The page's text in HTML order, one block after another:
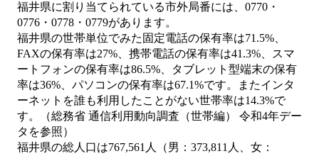
福井県に割り当てられている市外局番には、0770・
0776・0778・0779があります。
福井県の世帯単位でみた固定電話の保有率は71.5%、
FAXの保有率は27%、携帯電話の保有率は41.3%、スマ
ートフォンの保有率は86.5%、タブレット型端末の保有
率は36%、パソコンの保有率は67.1%です。またインタ
ーネットを誰も利用したことがない世帯率は14.3%で
す。（総務省 通信利用動向調査（世帯編） 令和4年デー
タを参照）
福井県の総人口は767,561人（男：373,811人、女：